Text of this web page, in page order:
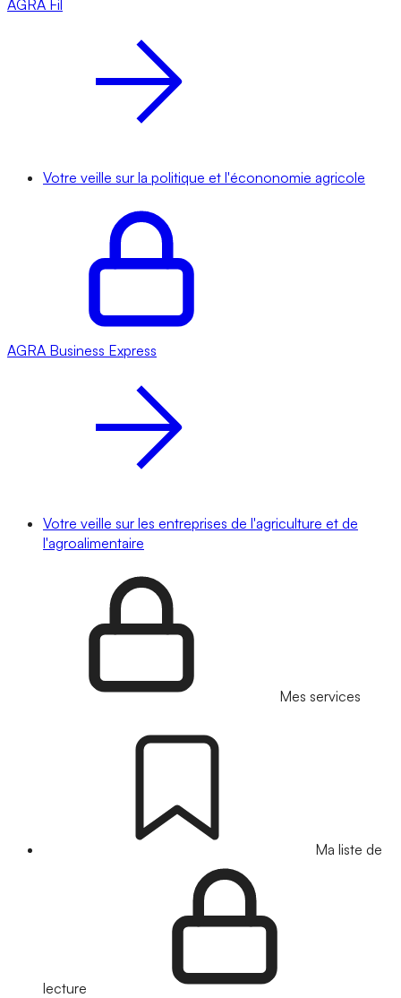
AGRA Fil
Votre veille sur la politique et l'écononomie agricole
AGRA Business Express
Votre veille sur les entreprises de l'agriculture et de
l'agroalimentaire
Mes services
Ma liste de
lecture